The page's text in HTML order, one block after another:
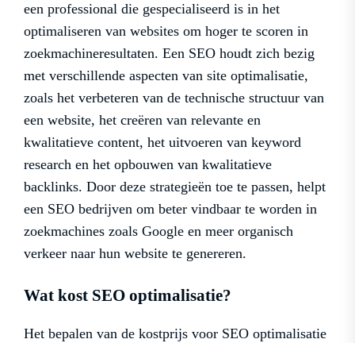
een professional die gespecialiseerd is in het
optimaliseren van websites om hoger te scoren in
zoekmachineresultaten. Een SEO houdt zich bezig
met verschillende aspecten van site optimalisatie,
zoals het verbeteren van de technische structuur van
een website, het creëren van relevante en
kwalitatieve content, het uitvoeren van keyword
research en het opbouwen van kwalitatieve
backlinks. Door deze strategieën toe te passen, helpt
een SEO bedrijven om beter vindbaar te worden in
zoekmachines zoals Google en meer organisch
verkeer naar hun website te genereren.
Wat kost SEO optimalisatie?
Het bepalen van de kostprijs voor SEO optimalisatie